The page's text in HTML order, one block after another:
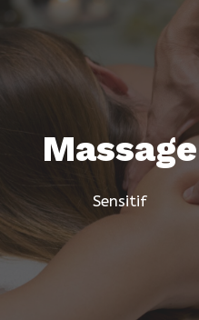
Massage
Sensitif